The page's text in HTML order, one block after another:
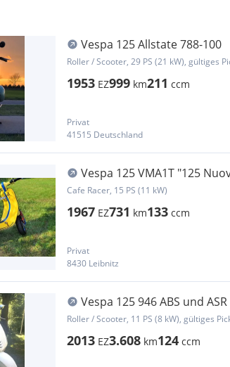
Vespa 125 Allstate 788-100
Roller / Scooter, 29 PS (21 kW), gültiges
1953 EZ999 km211 ccm
Privat
41515 Deutschland
Vespa 125 VMA1T "125
VR46
Cafe Racer, 15 PS (11 kW)
1967 EZ731 km133 ccm
Privat
8430 Leibnitz
Vespa 125 946 ABS und ASR
Roller / Scooter, 11 PS (8 kW), gültiges
2013 EZ3.608 km124 ccm